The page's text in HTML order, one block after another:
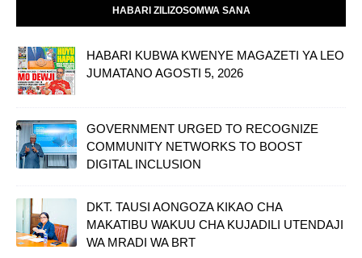
HABARI ZILIZOSOMWA SANA
HABARI KUBWA KWENYE MAGAZETI YA LEO
JUMATANO AGOSTI 5, 2026
GOVERNMENT URGED TO RECOGNIZE
COMMUNITY NETWORKS TO BOOST
DIGITAL INCLUSION
DKT. TAUSI AONGOZA KIKAO CHA
MAKATIBU WAKUU CHA KUJADILI UTENDAJI
WA MRADI WA BRT